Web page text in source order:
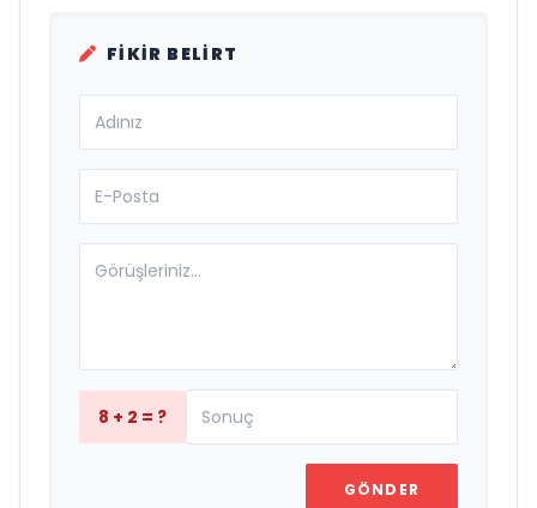
FIKIR BELIRT
8 + 2 = ?
GÖNDER